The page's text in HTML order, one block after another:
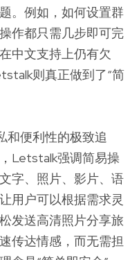
。例如，如何设置群
作都只需几步即可完
中文支持上仍有欠
则真正做到了“简
和便利性的极致追
Letstalk强调简易操
字、照片、影片、语
用户可以根据需求灵
发送高清照片分享旅
传达情感，而无需担